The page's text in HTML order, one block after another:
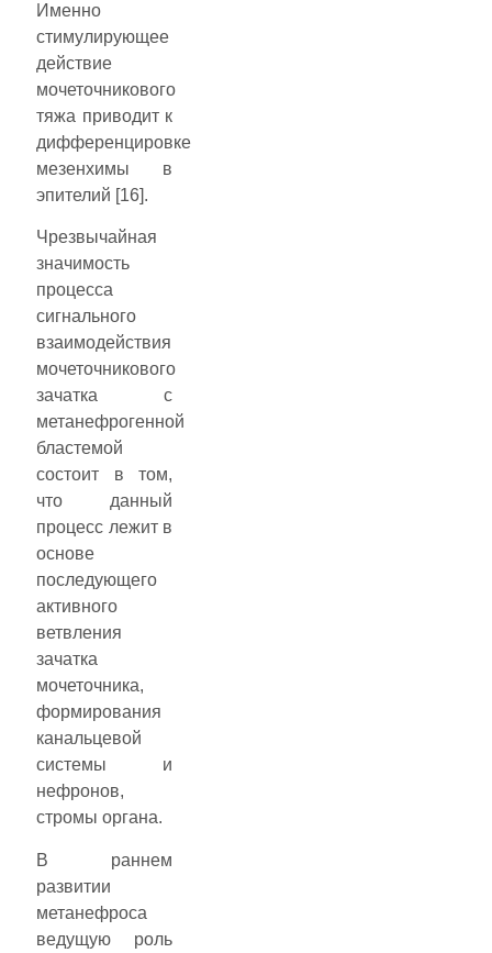
Именно
стимулирующее
действие
мочеточникового
тяжа приводит к
дифференцировке
мезенхимы в
эпителий [16].
Чрезвычайная
значимость
процесса
сигнального
взаимодействия
мочеточникового
зачатка с
метанефрогенной
бластемой
состоит в том,
что данный
процесс лежит в
основе
последующего
активного
ветвления
зачатка
мочеточника,
формирования
канальцевой
системы и
нефронов,
стромы органа.
В раннем
развитии
метанефроса
ведущую роль